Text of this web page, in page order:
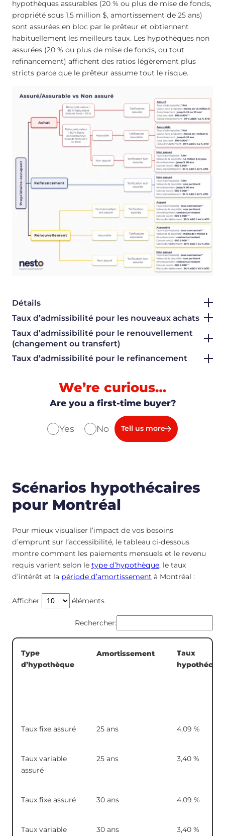
hypothèques assurables (20 % ou plus de mise de fonds,
propriété sous 1,5 million $, amortissement de 25 ans)
sont assurées en bloc par le prêteur et obtiennent
habituellement les meilleurs taux. Les hypothèques non
assurées (20 % ou plus de mise de fonds, ou tout
refinancement) affichent des ratios légèrement plus
stricts parce que le prêteur assume tout le risque.
Détails
Taux d’admissibilité pour les nouveaux achats
Taux d’admissibilité pour le renouvellement
(changement ou transfert)
Taux d’admissibilité pour le refinancement
We’re curious…
Are you a first-time buyer?
Yes No Tell us more
Scénarios hypothécaires
pour Montréal
Pour mieux visualiser l’impact de vos besoins
d’emprunt sur l’accessibilité, le tableau ci-dessous
montre comment les paiements mensuels et le revenu
requis varient selon le type d’hypothèque, le taux
d’intérêt et la période d’amortissement à Montréal :
Afficher éléments
Rechercher:
Type
d’hypothèque
Amortissement
Taux
Taux fixe assuré 25 ans 4,09 %
Taux variable
assuré
25 ans 3,40 %
Taux fixe assuré 30 ans 4,09 %
Taux variable
30 ans 3,40 %